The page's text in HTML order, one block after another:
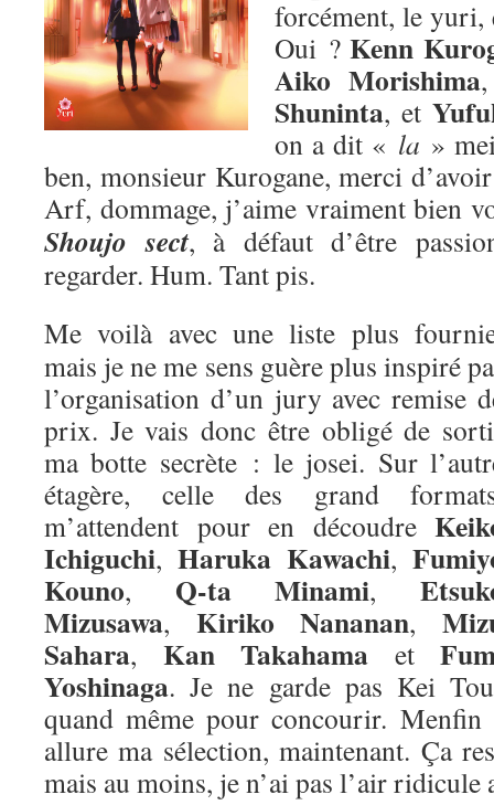
forcément, le yuri,
Oui ?Kenn
Aiko Morishima
Shuninta, et
on a dit « la »
ben, monsieur Kurogane, merci
Arf, dommage, j’aime vraiment bien
Shoujo sect, à défaut d’être
regarder. Hum. Tant pis.
Me voilà avec une liste plus
mais je ne me sens guère plus inspiré
l’organisation d’un jury avec remise
prix. Je vais donc être obligé de
ma botte secrète : le josei. Sur
étagère, celle des grand
m’attendent pour en découdre
Ichiguchi, Haruka Kawachi,
Kouno, Q-ta Minami,
Mizusawa, Kiriko Nananan,
Sahara, Kan Takahama et
Yoshinaga. Je ne garde pas Kei
quand même pour concourir.
allure ma sélection, maintenant. Ça
mais au moins, je n’ai pas l’air ridicule